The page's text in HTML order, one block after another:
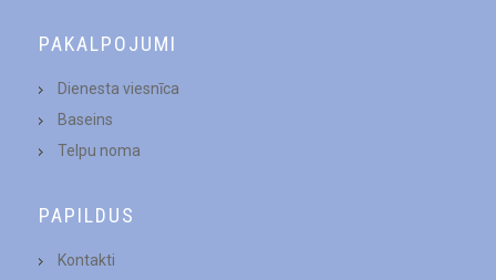
PAKALPOJUMI
Dienesta viesnīca
Baseins
Telpu noma
PAPILDUS
Kontakti